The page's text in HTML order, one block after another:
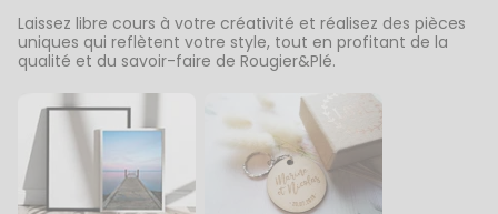
Laissez libre cours à votre créativité et réalisez des pièces
uniques qui reflètent votre style, tout en profitant de la
qualité et du savoir-faire de Rougier&Plé.